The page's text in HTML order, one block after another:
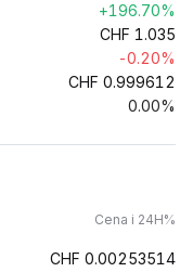
+196.70%
CHF 1.035
-0.20%
CHF 0.999612
0.00%
Cena i 24H%
CHF 0.00253514